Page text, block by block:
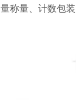
称量、计数包